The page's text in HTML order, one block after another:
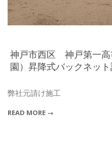
神戸市西区 神戸第一高
園）昇降式バックネッ
04-
弊社元請け施工
READ MORE →